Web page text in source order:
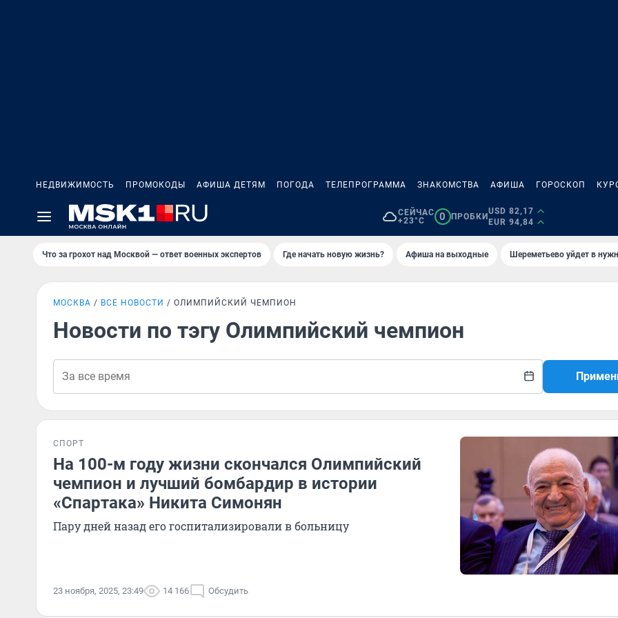
НЕДВИЖИМОСТЬ ПРОМОКОДЫ АФИША ДЕТЯМ ПОГОДА ТЕЛЕПРОГРАММА ЗНАКОМСТВА АФИША ГОРОСКОП
СЕЙЧАС
+23°C
0 ПРОБКИ
USD 82,17
EUR 94,84
Что за грохот над Москвой — ответ военных экспертов Где начать новую жизнь? Афиша на выходные Шереметьево уйдет в
МОСКВА ВСЕ НОВОСТИ ОЛИМПИЙСКИЙ ЧЕМПИОН
Новости по тэгу Олимпийский чемпион
СПОРТ
На 100-м году жизни скончался Олимпийский
чемпион и лучший бомбардир в истории
«Спартака» Никита Симонян
Пару дней назад его госпитализировали в больницу
23 ноября, 2025, 23:49 14 166 Обсудить